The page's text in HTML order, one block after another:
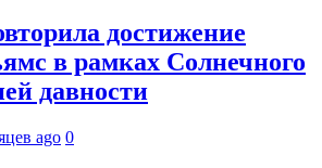
достижение
в рамках Солнечного
давности
ago 0